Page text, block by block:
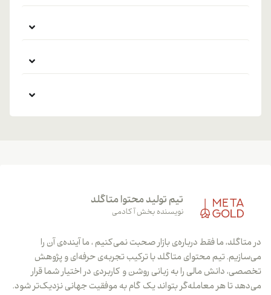
تیم تولید محتوا متاگلد
نویسنده بخش آکادمی
در متاگلد، ما فقط درباره‌ی بازار صحبت نمی‌کنیم ، ما آینده‌ی آن را
می‌سازیم. تیم محتوای متاگلد با ترکیب تجربه‌ی حرفه‌ای و پژوهش
تخصصی، دانش مالی را به زبانی روشن و کاربردی در اختیار شما قرار
می‌دهد تا هر معامله‌گر بتواند یک گام به موفقیت جهانی نزدیک‌تر شود.